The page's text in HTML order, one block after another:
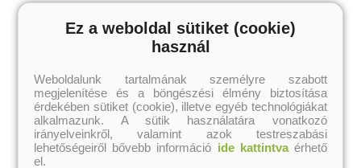
Ez a weboldal sütiket (cookie)
használ
Weboldalunk tartalmának személyre szabott
megjelenítése és a böngészési élmény biztosítása
érdekében sütiket (cookie), illetve egyéb technológiákat
alkalmazunk. A sütik használatára vonatkozó
irányelveinkről, valamint azok testreszabási
lehetőségeiről bővebb információ ide kattintvaérhető
el.